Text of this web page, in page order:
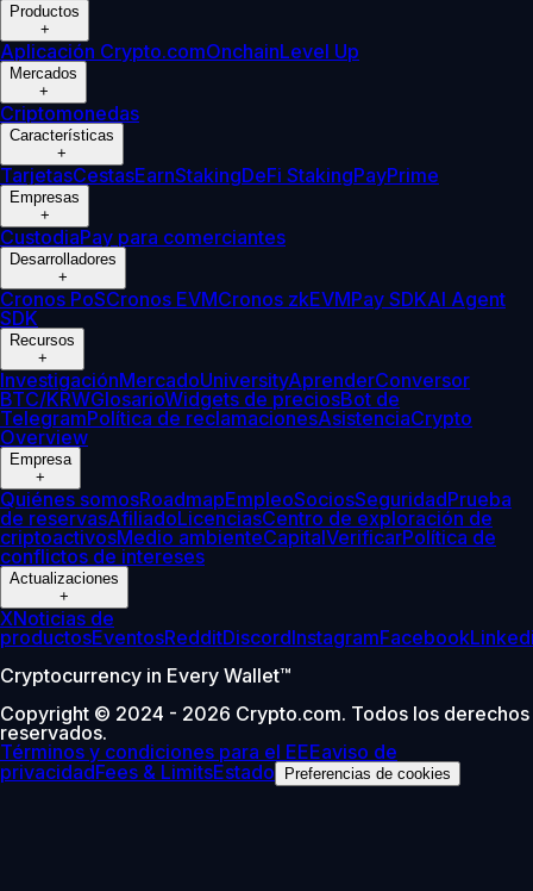
Productos
+
Aplicación Crypto.comOnchainLevel Up
Mercados
+
Criptomonedas
Características
+
TarjetasCestasEarnStakingDeFi StakingPayPrime
Empresas
+
CustodiaPay para comerciantes
Desarrolladores
+
Cronos PoSCronos EVMCronos zkEVMPay SDKAI Agent
SDK
Recursos
+
InvestigaciónMercadoUniversityAprenderConversor
BTC/KRWGlosarioWidgets de preciosBot de
TelegramPolítica de reclamacionesAsistenciaCrypto
Overview
Empresa
+
Quiénes somosRoadmapEmpleoSociosSeguridadPrueba
de reservasAfiliadoLicenciasCentro de exploración de
criptoactivosMedio ambienteCapitalVerificarPolítica de
conflictos de intereses
Actualizaciones
+
XNoticias de
productosEventosRedditDiscordInstagramFacebook
Cryptocurrency in Every Wallet™
Copyright © 2024 - 2026 Crypto.com. Todos los derechos
reservados.
Términos y condiciones para el EEEaviso de
privacidadFees & LimitsEstado Preferencias de cookies